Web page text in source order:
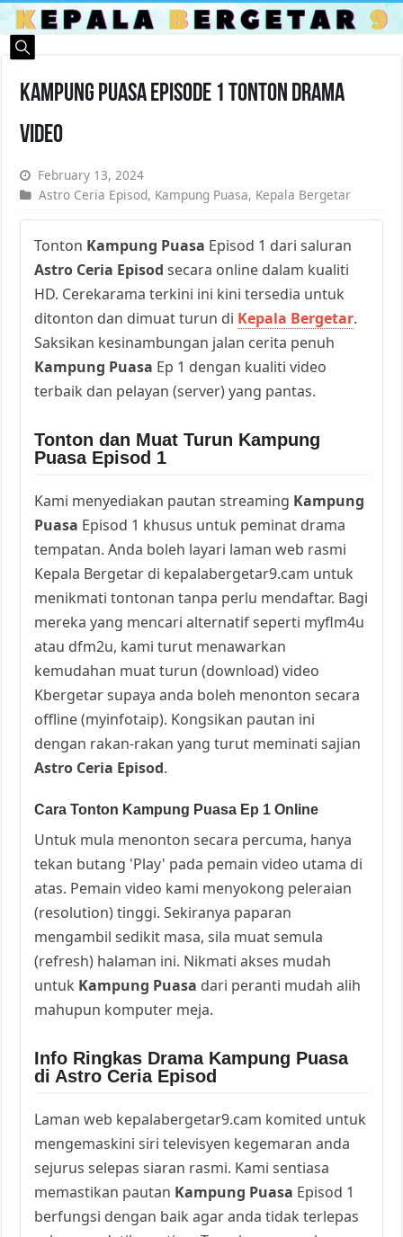
Kampung Puasa Episode 1 Tonton Drama
Video
February 13, 2024
Astro Ceria Episod, Kampung Puasa, Kepala Bergetar
Tonton Kampung Puasa Episod 1 dari saluran
Astro Ceria Episod secara online dalam kualiti
HD. Cerekarama terkini ini kini tersedia untuk
ditonton dan dimuat turun di Kepala Bergetar.
Saksikan kesinambungan jalan cerita penuh
Kampung Puasa Ep 1 dengan kualiti video
terbaik dan pelayan (server) yang pantas.
Tonton dan Muat Turun Kampung
Puasa Episod 1
Kami menyediakan pautan streaming Kampung
Puasa Episod 1 khusus untuk peminat drama
tempatan. Anda boleh layari laman web rasmi
Kepala Bergetar di kepalabergetar9.cam untuk
menikmati tontonan tanpa perlu mendaftar. Bagi
mereka yang mencari alternatif seperti myflm4u
atau dfm2u, kami turut menawarkan
kemudahan muat turun (download) video
Kbergetar supaya anda boleh menonton secara
offline (myinfotaip). Kongsikan pautan ini
dengan rakan-rakan yang turut meminati sajian
Astro Ceria Episod.
Cara Tonton Kampung Puasa Ep 1 Online
Untuk mula menonton secara percuma, hanya
tekan butang 'Play' pada pemain video utama di
atas. Pemain video kami menyokong peleraian
(resolution) tinggi. Sekiranya paparan
mengambil sedikit masa, sila muat semula
(refresh) halaman ini. Nikmati akses mudah
untuk Kampung Puasa dari peranti mudah alih
mahupun komputer meja.
Info Ringkas Drama Kampung Puasa
di Astro Ceria Episod
Laman web kepalabergetar9.cam komited untuk
mengemaskini siri televisyen kegemaran anda
sejurus selepas siaran rasmi. Kami sentiasa
memastikan pautan Kampung Puasa Episod 1
berfungsi dengan baik agar anda tidak terlepas